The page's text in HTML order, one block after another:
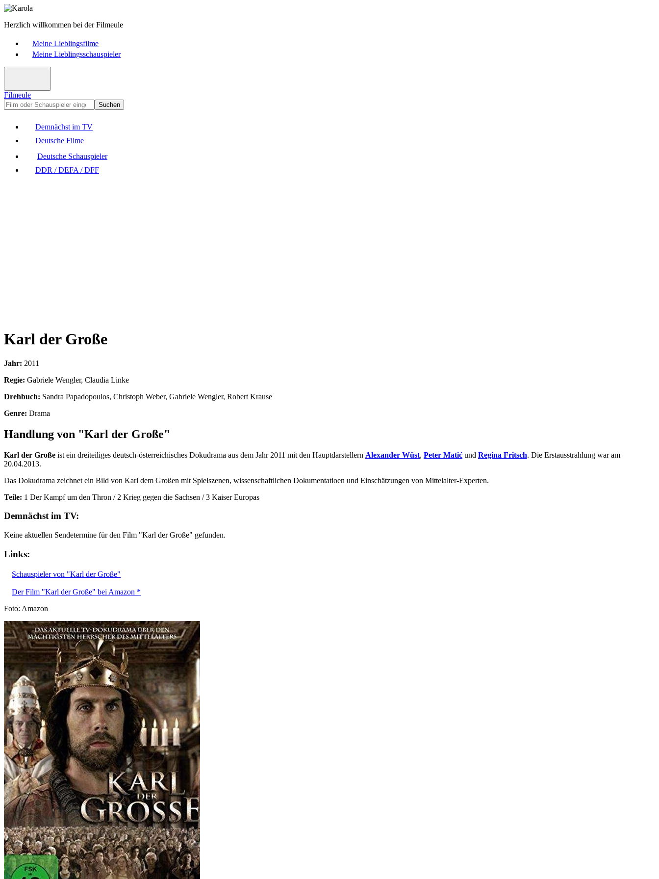
Herzlich willkommen bei der Filmeule
Meine Lieblingsfilme
Meine Lieblingsschauspieler
Filmeule
Suchen
Demnächst im TV
Deutsche Filme
Deutsche Schauspieler
DDR / DEFA / DFF
Karl der Große
Jahr: 2011
Regie: Gabriele Wengler, Claudia Linke
Drehbuch: Sandra Papadopoulos, Christoph Weber, Gabriele Wengler, Robert Krause
Genre: Drama
Handlung von "Karl der Große"
Karl der Große ist ein dreiteiliges deutsch-österreichisches Dokudrama aus dem Jahr 2011 mit den Hauptdarstellern Alexander Wüst, Peter Matić und Regina Fritsch. Die Erstausstrahlung war am
20.04.2013.
Das Dokudrama zeichnet ein Bild von Karl dem Großen mit Spielszenen, wissenschaftlichen Dokumentatioen und Einschätzungen von Mittelalter-Experten.
Teile: 1 Der Kampf um den Thron / 2 Krieg gegen die Sachsen / 3 Kaiser Europas
Demnächst im TV:
Keine aktuellen Sendetermine für den Film "Karl der Große" gefunden.
Links:
Schauspieler von "Karl der Große"
Der Film "Karl der Große" bei Amazon *
Foto: Amazon